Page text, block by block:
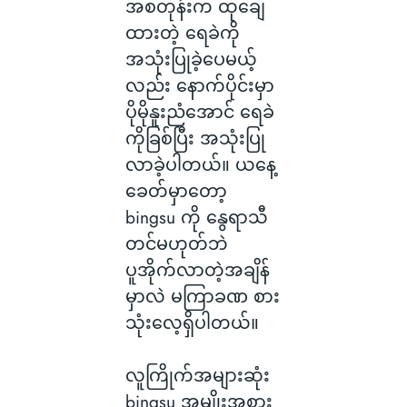
အစတုန်းက ထုချေ
ထားတဲ့ ရေခဲကို
အသုံးပြုခဲ့ပေမယ့်
လည်း နောက်ပိုင်းမှာ
ပိုမိုနူးညံအောင် ရေခဲ
ကိုခြစ်ပြီး အသုံးပြု
လာခဲ့ပါတယ်။ ယနေ့
ခေတ်မှာတော့
bingsu ကို နွေရာသီ
တင်မဟုတ်ဘဲ
ပူအိုက်လာတဲ့အချိန်
မှာလဲ မကြာခဏ စား
သုံးလေ့ရှိပါတယ်။
လူကြိုက်အများဆုံး